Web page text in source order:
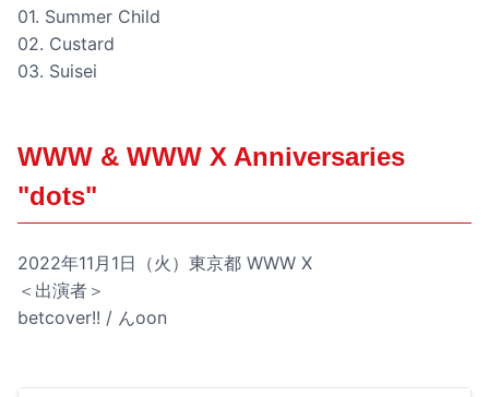
01. Summer Child
02. Custard
03. Suisei
WWW & WWW X Anniversaries
"dots"
2022年11月1日（火）東京都 WWW X
＜出演者＞
betcover!! / んoon